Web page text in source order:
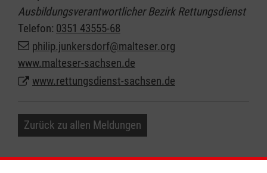
Ausbildungsverantwortlicher Bezirk Rettungsdienst
Telefon: 0351 43555-68
philip.junkersdorf@malteser.org
www.malteser-sachsen.de
www.rettungsdienst-sachsen.de
Zurück zu allen Meldungen